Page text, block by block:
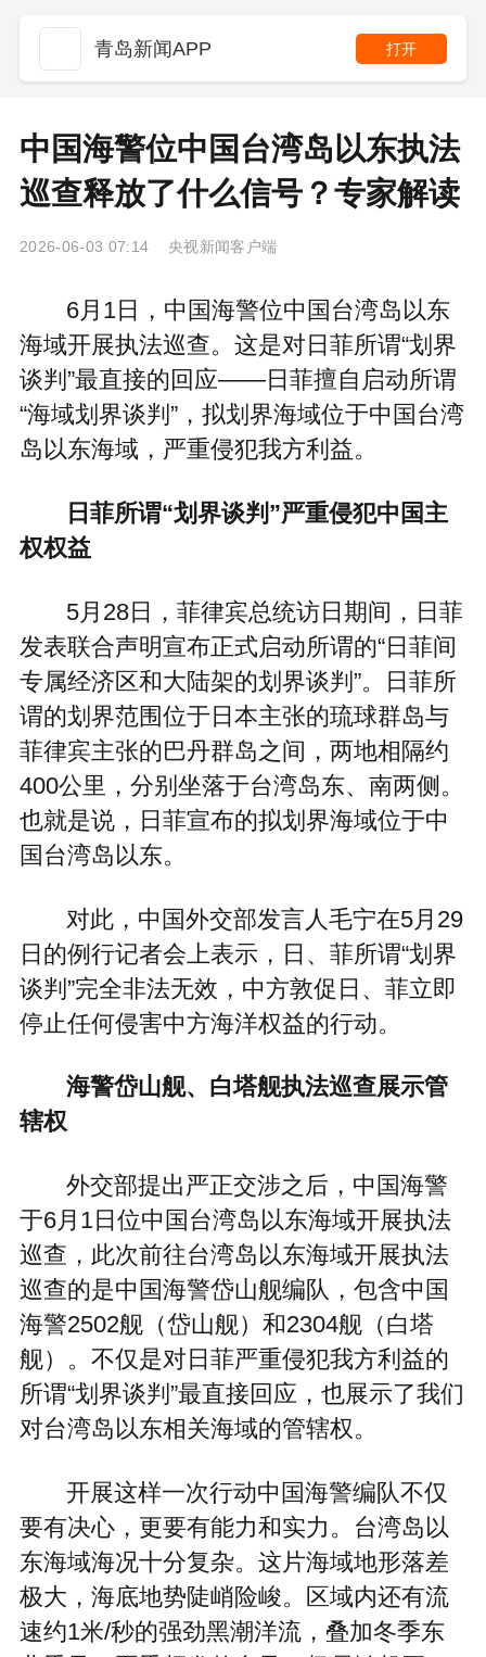
青岛新闻APP 打开
中国海警位中国台湾岛以东执法
巡查释放了什么信号？专家解读
2026-06-03 07:14 央视新闻客户端
6月1日，中国海警位中国台湾岛以东
海域开展执法巡查。这是对日菲所谓“划界
谈判”最直接的回应——日菲擅自启动所谓
“海域划界谈判”，拟划界海域位于中国台湾
岛以东海域，严重侵犯我方利益。
日菲所谓“划界谈判”严重侵犯中国主
权权益
5月28日，菲律宾总统访日期间，日菲
发表联合声明宣布正式启动所谓的“日菲间
专属经济区和大陆架的划界谈判”。日菲所
谓的划界范围位于日本主张的琉球群岛与
菲律宾主张的巴丹群岛之间，两地相隔约
400公里，分别坐落于台湾岛东、南两侧。
也就是说，日菲宣布的拟划界海域位于中
国台湾岛以东。
对此，中国外交部发言人毛宁在5月29
日的例行记者会上表示，日、菲所谓“划界
谈判”完全非法无效，中方敦促日、菲立即
停止任何侵害中方海洋权益的行动。
海警岱山舰、白塔舰执法巡查展示管
辖权
外交部提出严正交涉之后，中国海警
于6月1日位中国台湾岛以东海域开展执法
巡查，此次前往台湾岛以东海域开展执法
巡查的是中国海警岱山舰编队，包含中国
海警2502舰（岱山舰）和2304舰（白塔
舰）。不仅是对日菲严重侵犯我方利益的
所谓“划界谈判”最直接回应，也展示了我们
对台湾岛以东相关海域的管辖权。
开展这样一次行动中国海警编队不仅
要有决心，更要有能力和实力。台湾岛以
东海域海况十分复杂。这片海域地形落差
极大，海底地势陡峭险峻。区域内还有流
速约1米/秒的强劲黑潮洋流，叠加冬季东